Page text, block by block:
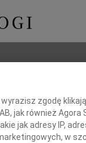
zgodę
jak również Agora
jak adresy IP,
w